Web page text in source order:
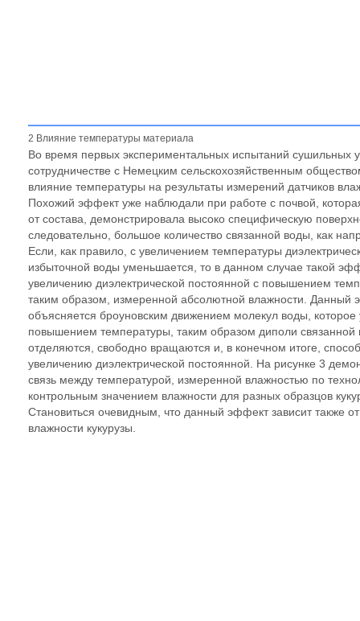
2 Влияние температуры материала
Во время первых экспериментальных испытаний сушильных
сотрудничестве с Немецким сельскохозяйственным
влияние температуры на результаты измерений датчиков
Похожий эффект уже наблюдали при работе с почвой,
от состава, демонстрировала высоко специфическую
следовательно, большое количество связанной воды, как
Если, как правило, с увеличением температуры
избыточной воды уменьшается, то в данном случае такой
увеличению диэлектрической постоянной с повышением
таким образом, измеренной абсолютной влажности. Данный
объясняется броуновским движением молекул воды, которое
повышением температуры, таким образом диполи
отделяются, свободно вращаются и, в конечном итоге,
увеличению диэлектрической постоянной. На рисунке 3
связь между температурой, измеренной влажностью по
контрольным значением влажности для разных образцов
Становиться очевидным, что данный эффект зависит также
влажности кукурузы.